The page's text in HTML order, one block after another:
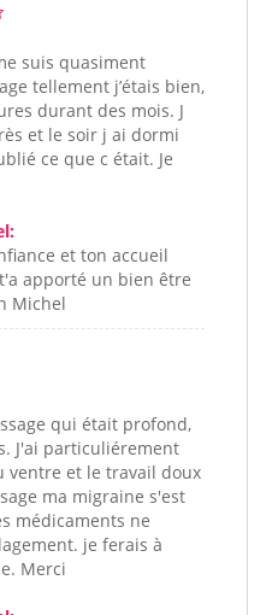
suis quasiment
tellement j’étais bien,
durant des mois. J
et le soir j ai dormi
ce que c était. Je
et ton accueil
apporté un bien être
Michel
qui était profond,
J'ai particuliérement
ventre et le travail doux
ma migraine s'est
médicaments ne
je ferais à
Merci